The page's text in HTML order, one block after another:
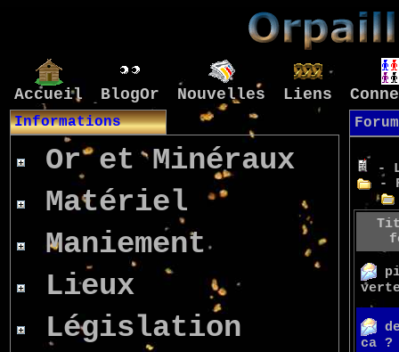
Accueil BlogOr Nouvelles Liens
Informations
Or et Minéraux
Matériel
Maniement
Lieux
Législation
-
-
ca ?